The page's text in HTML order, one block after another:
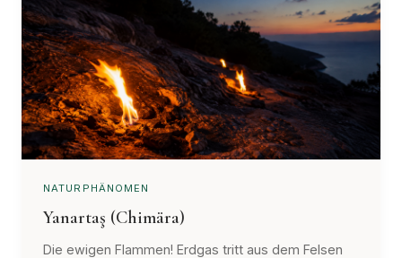
NATURPHÄNOMEN
Yanartaş (Chimära)
Die ewigen Flammen! Erdgas tritt aus dem Felsen